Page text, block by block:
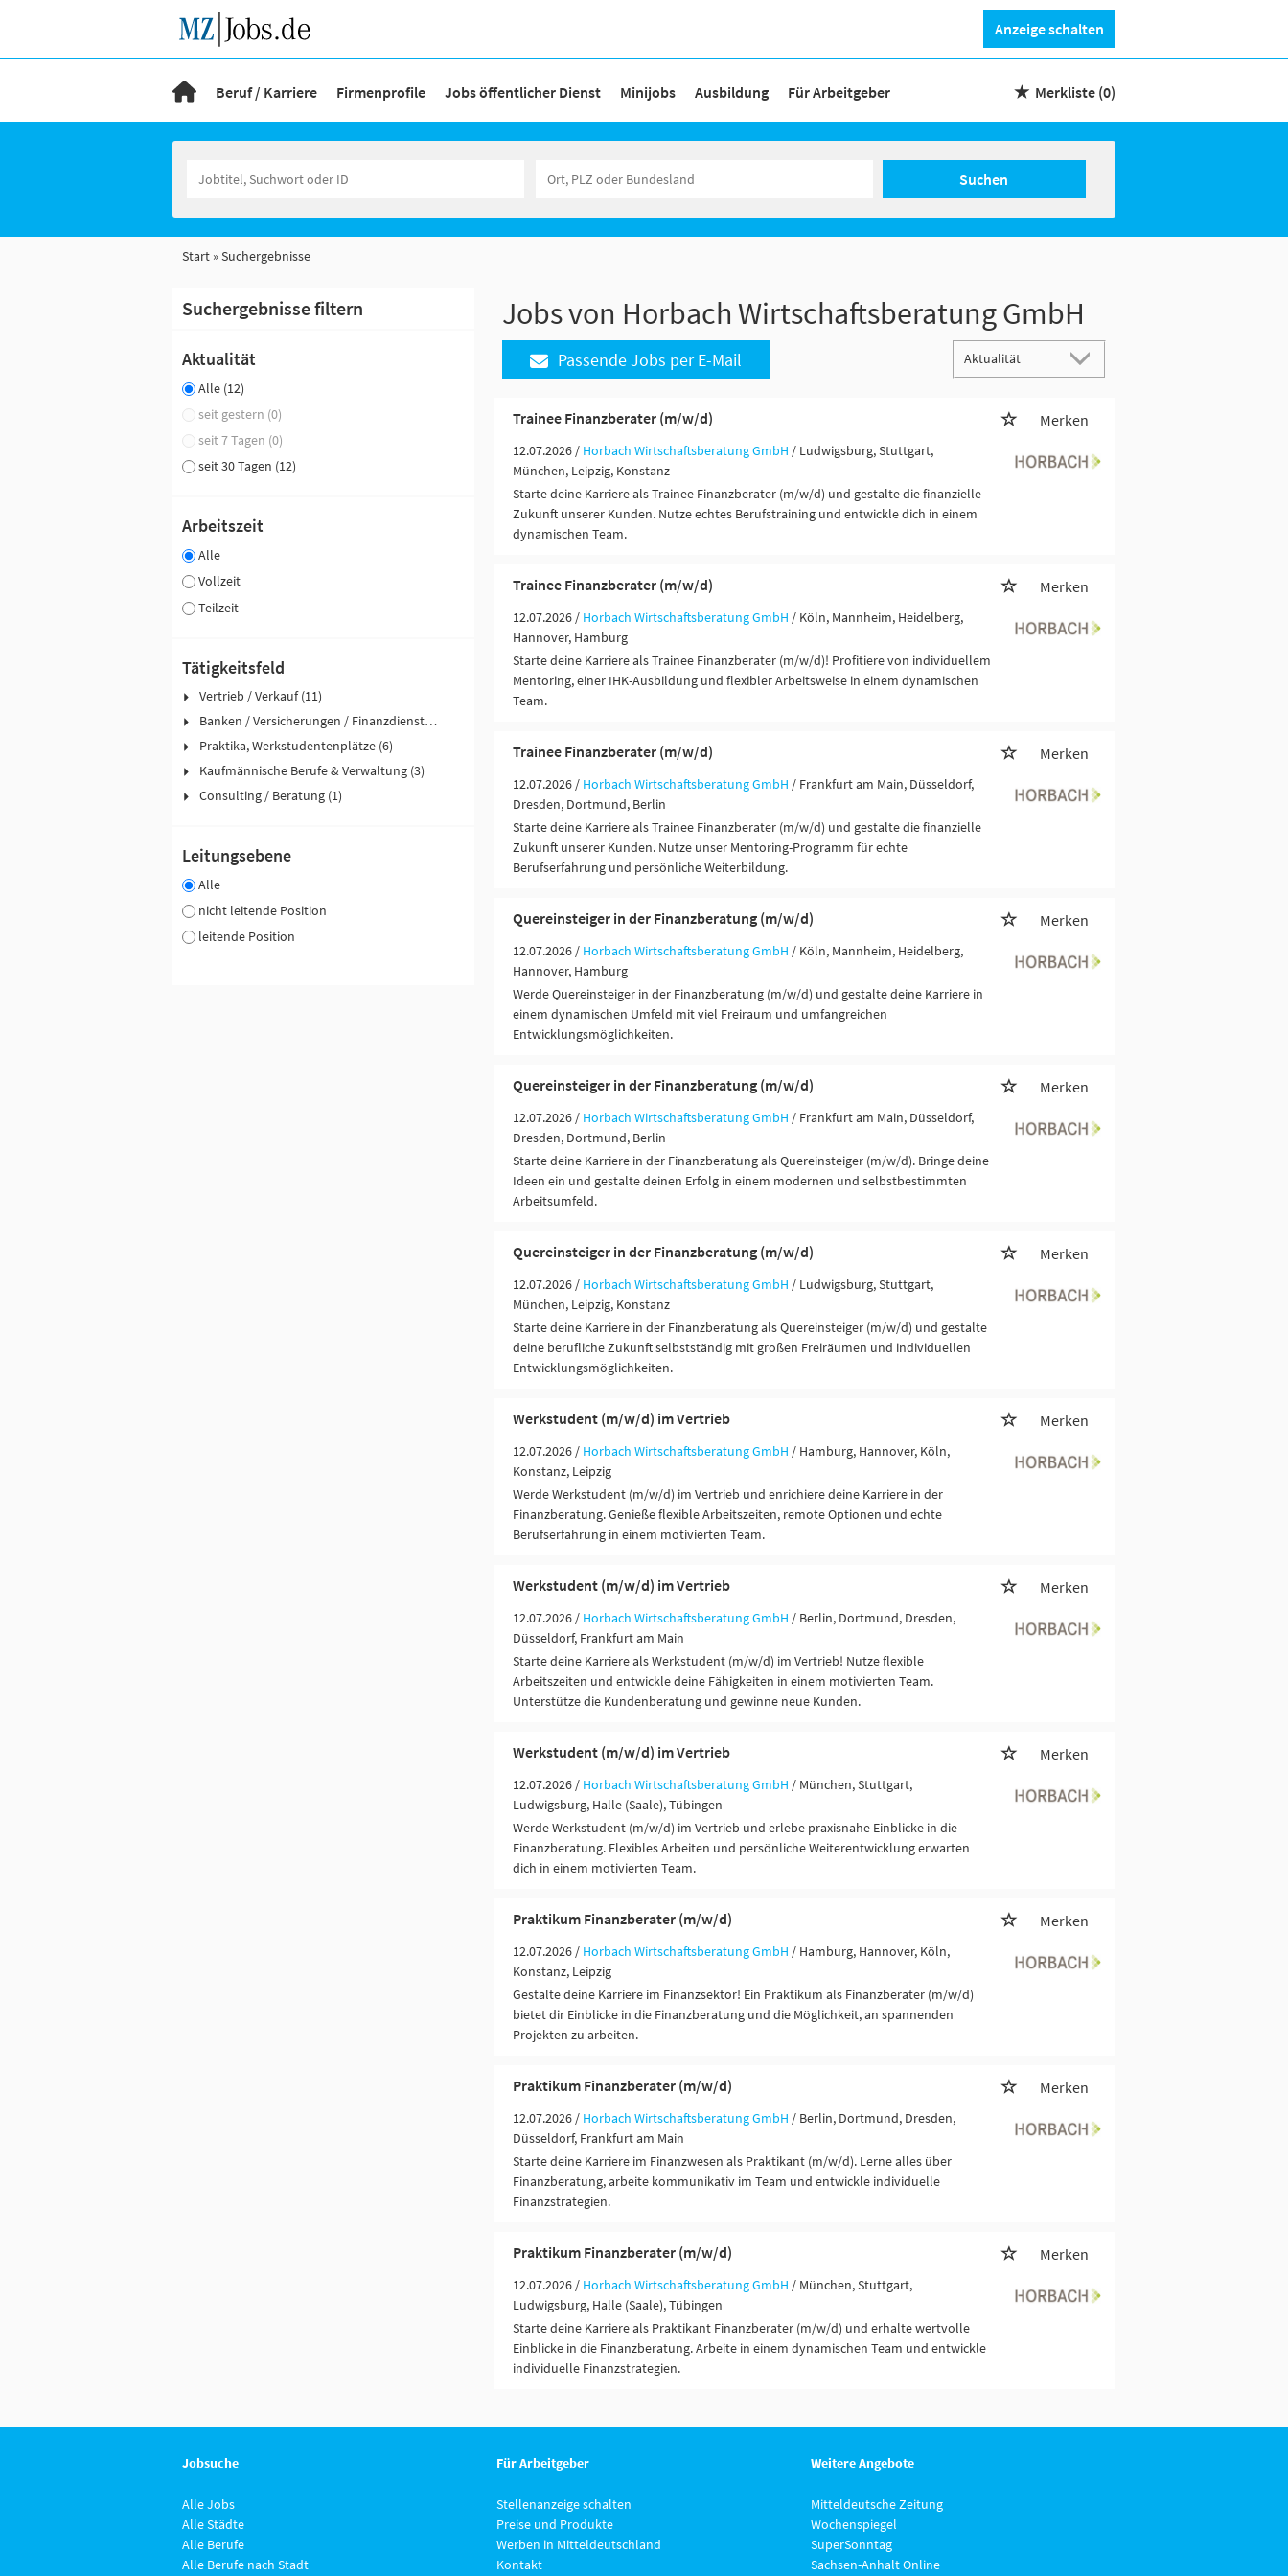
Anzeige schalten
Beruf / Karriere Firmenprofile Jobs öffentlicher Dienst Minijobs Ausbildung Für Arbeitgeber Merkliste (0)
Suchen
Start Suchergebnisse
Suchergebnisse filtern
Aktualität
Alle (12)
seit gestern (0)
seit 7 Tagen (0)
seit 30 Tagen (12)
Arbeitszeit
Alle
Vollzeit
Teilzeit
Tätigkeitsfeld
Vertrieb / Verkauf (11)
Banken / Versicherungen / Finanzdienstleister (8)
Praktika, Werkstudentenplätze (6)
Kaufmännische Berufe & Verwaltung (3)
Consulting / Beratung (1)
Leitungsebene
Alle
nicht leitende Position
leitende Position
Jobs von Horbach Wirtschaftsberatung GmbH
Passende Jobs per E-Mail
Trainee Finanzberater (m/w/d) Merken
12.07.2026 / Horbach Wirtschaftsberatung GmbH / Ludwigsburg, Stuttgart,
München, Leipzig, Konstanz
Starte deine Karriere als Trainee Finanzberater (m/w/d) und gestalte die finanzielle
Zukunft unserer Kunden. Nutze echtes Berufstraining und entwickle dich in einem
dynamischen Team.
Trainee Finanzberater (m/w/d) Merken
12.07.2026 / Horbach Wirtschaftsberatung GmbH / Köln, Mannheim, Heidelberg,
Hannover, Hamburg
Starte deine Karriere als Trainee Finanzberater (m/w/d)! Profitiere von individuellem
Mentoring, einer IHK-Ausbildung und flexibler Arbeitsweise in einem dynamischen
Team.
Trainee Finanzberater (m/w/d) Merken
12.07.2026 / Horbach Wirtschaftsberatung GmbH / Frankfurt am Main, Düsseldorf,
Dresden, Dortmund, Berlin
Starte deine Karriere als Trainee Finanzberater (m/w/d) und gestalte die finanzielle
Zukunft unserer Kunden. Nutze unser Mentoring-Programm für echte
Berufserfahrung und persönliche Weiterbildung.
Quereinsteiger in der Finanzberatung (m/w/d) Merken
12.07.2026 / Horbach Wirtschaftsberatung GmbH / Köln, Mannheim, Heidelberg,
Hannover, Hamburg
Werde Quereinsteiger in der Finanzberatung (m/w/d) und gestalte deine Karriere in
einem dynamischen Umfeld mit viel Freiraum und umfangreichen
Entwicklungsmöglichkeiten.
Quereinsteiger in der Finanzberatung (m/w/d) Merken
12.07.2026 / Horbach Wirtschaftsberatung GmbH / Frankfurt am Main, Düsseldorf,
Dresden, Dortmund, Berlin
Starte deine Karriere in der Finanzberatung als Quereinsteiger (m/w/d). Bringe deine
Ideen ein und gestalte deinen Erfolg in einem modernen und selbstbestimmten
Arbeitsumfeld.
Quereinsteiger in der Finanzberatung (m/w/d) Merken
12.07.2026 / Horbach Wirtschaftsberatung GmbH / Ludwigsburg, Stuttgart,
München, Leipzig, Konstanz
Starte deine Karriere in der Finanzberatung als Quereinsteiger (m/w/d) und gestalte
deine berufliche Zukunft selbstständig mit großen Freiräumen und individuellen
Entwicklungsmöglichkeiten.
Werkstudent (m/w/d) im Vertrieb Merken
12.07.2026 / Horbach Wirtschaftsberatung GmbH / Hamburg, Hannover, Köln,
Konstanz, Leipzig
Werde Werkstudent (m/w/d) im Vertrieb und enrichiere deine Karriere in der
Finanzberatung. Genieße flexible Arbeitszeiten, remote Optionen und echte
Berufserfahrung in einem motivierten Team.
Werkstudent (m/w/d) im Vertrieb Merken
12.07.2026 / Horbach Wirtschaftsberatung GmbH / Berlin, Dortmund, Dresden,
Düsseldorf, Frankfurt am Main
Starte deine Karriere als Werkstudent (m/w/d) im Vertrieb! Nutze flexible
Arbeitszeiten und entwickle deine Fähigkeiten in einem motivierten Team.
Unterstütze die Kundenberatung und gewinne neue Kunden.
Werkstudent (m/w/d) im Vertrieb Merken
12.07.2026 / Horbach Wirtschaftsberatung GmbH / München, Stuttgart,
Ludwigsburg, Halle (Saale), Tübingen
Werde Werkstudent (m/w/d) im Vertrieb und erlebe praxisnahe Einblicke in die
Finanzberatung. Flexibles Arbeiten und persönliche Weiterentwicklung erwarten
dich in einem motivierten Team.
Praktikum Finanzberater (m/w/d) Merken
12.07.2026 / Horbach Wirtschaftsberatung GmbH / Hamburg, Hannover, Köln,
Konstanz, Leipzig
Gestalte deine Karriere im Finanzsektor! Ein Praktikum als Finanzberater (m/w/d)
bietet dir Einblicke in die Finanzberatung und die Möglichkeit, an spannenden
Projekten zu arbeiten.
Praktikum Finanzberater (m/w/d) Merken
12.07.2026 / Horbach Wirtschaftsberatung GmbH / Berlin, Dortmund, Dresden,
Düsseldorf, Frankfurt am Main
Starte deine Karriere im Finanzwesen als Praktikant (m/w/d). Lerne alles über
Finanzberatung, arbeite kommunikativ im Team und entwickle individuelle
Finanzstrategien.
Praktikum Finanzberater (m/w/d) Merken
12.07.2026 / Horbach Wirtschaftsberatung GmbH / München, Stuttgart,
Ludwigsburg, Halle (Saale), Tübingen
Starte deine Karriere als Praktikant Finanzberater (m/w/d) und erhalte wertvolle
Einblicke in die Finanzberatung. Arbeite in einem dynamischen Team und entwickle
individuelle Finanzstrategien.
Jobsuche
Alle Jobs
Alle Städte
Alle Berufe
Alle Berufe nach Stadt
Für Arbeitgeber
Stellenanzeige schalten
Preise und Produkte
Werben in Mitteldeutschland
Kontakt
Weitere Angebote
Mitteldeutsche Zeitung
Wochenspiegel
SuperSonntag
Sachsen-Anhalt Online